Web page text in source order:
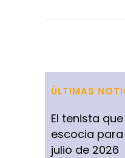
ÚLTIMAS
El tenista
escocia
julio de 2026